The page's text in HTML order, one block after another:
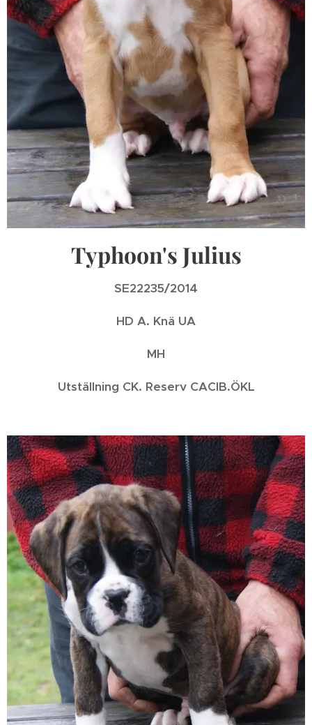
Typhoon's Julius
SE22235/2014
HD A. Knä UA
MH
Utställning CK. Reserv CACIB.ÖKL